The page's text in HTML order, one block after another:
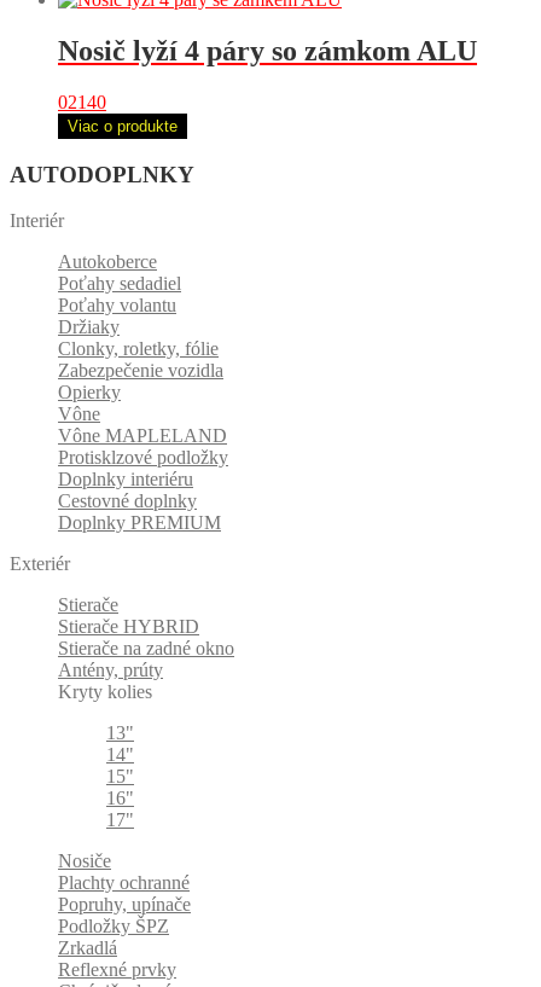
Nosič lyží 4 páry so zámkom ALU
02140
Viac o produkte
AUTODOPLNKY
Interiér
Autokoberce
Poťahy sedadiel
Poťahy volantu
Držiaky
Clonky, roletky, fólie
Zabezpečenie vozidla
Opierky
Vône
Vône MAPLELAND
Protisklzové podložky
Doplnky interiéru
Cestovné doplnky
Doplnky PREMIUM
Exteriér
Stierače
Stierače HYBRID
Stierače na zadné okno
Antény, prúty
Kryty kolies
13"
14"
15"
16"
17"
Nosiče
Plachty ochranné
Popruhy, upínače
Podložky ŠPZ
Zrkadlá
Reflexné prvky